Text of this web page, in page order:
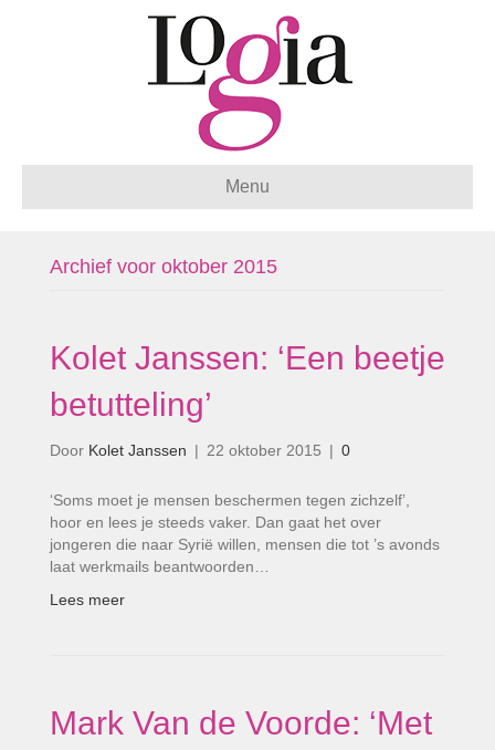
Menu
Archief voor oktober 2015
Kolet Janssen: ‘Een beetje
betutteling’
Door Kolet Janssen | 22 oktober 2015 | 0
‘Soms moet je mensen beschermen tegen zichzelf’,
hoor en lees je steeds vaker. Dan gaat het over
jongeren die naar Syrië willen, mensen die tot ’s avonds
laat werkmails beantwoorden…
Lees meer
Mark Van de Voorde: ‘Met